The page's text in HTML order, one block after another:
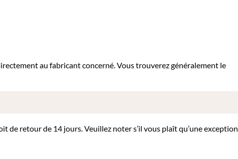
au fabricant concerné. Vous trouverez généralement le
de retour de 14 jours. Veuillez noter s’il vous plaît qu’une exception